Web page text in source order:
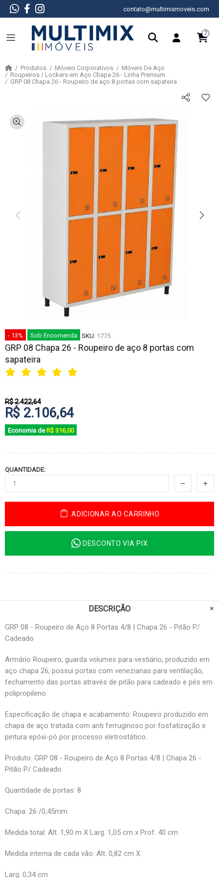
contato@multimixmoveis.com
7
Produtos Móveis Corporativos
Móveis De Aço
Roupeiros / Lockers em Aço Chapa 26 - Linha Premium
GRP 08 Chapa 26 - Roupeiro de aço 8 portas com sapateira
- 13% Sob Encomenda SKU: 1775
GRP 08 Chapa 26 - Roupeiro de aço 8 portas com
sapateira
R$ 2.422,64
R$ 2.106,64
Economia de R$ 316,00
QUANTIDADE:
ADICIONAR AO CARRINHO
DESCONTO VIA PIX
DESCRIÇÃO
GRP 08 - Roupeiro de Aço 8 Portas 4/8 | Chapa 26 - Pitão P/
Cadeado
Armário Roupeiro, guarda volumes para vestiário, produzido em
aço chapa 26, possui portas com venezianas para ventilação,
fechamento das portas através de pitão para cadeado e pés em
polipropileno.
Especificação de chapa e acabamento: Roupeiro produzido em
chapa de aço tratada com anti ferruginoso por fosfatização e
pintura epóxi-pó por processo eletrostático.
Produto: GRP 08 - Roupeiro de Aço 8 Portas 4/8 | Chapa 26 -
Pitão P/ Cadeado
Quantidade de portas: 8
Chapa: 26 /0,45mm
Medida total: Alt. 1,90 m X Larg. 1,05 cm x Prof. 40 cm
Medida interna de cada vão: Alt. 0,82 cm X
Larg. 0,34 cm